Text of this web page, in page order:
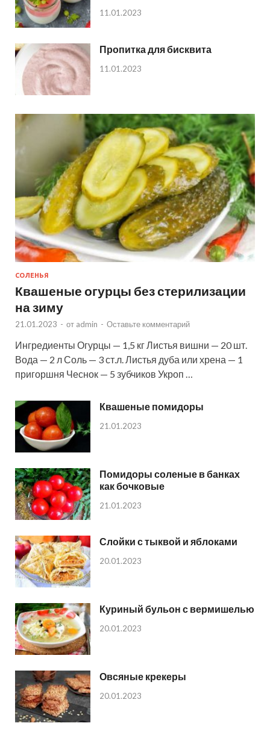
11.01.2023
Пропитка для бисквита
11.01.2023
СОЛЕНЬЯ
Квашеные огурцы без стерилизации
на зиму
21.01.2023 - от admin - Оставьте комментарий
Ингредиенты Огурцы — 1,5 кг Листья вишни — 20 шт.
Вода — 2 л Соль — 3 ст.л. Листья дуба или хрена — 1
пригоршня Чеснок — 5 зубчиков Укроп …
Квашеные помидоры
21.01.2023
Помидоры соленые в банках
как бочковые
21.01.2023
Слойки с тыквой и яблоками
20.01.2023
Куриный бульон с вермишелью
20.01.2023
Овсяные крекеры
20.01.2023